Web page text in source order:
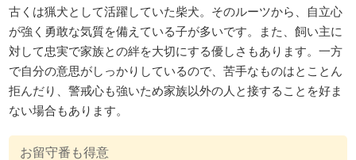
古くは猟犬として活躍していた柴犬。そのルーツから、自立心
が強く勇敢な気質を備えている子が多いです。また、飼い主に
対して忠実で家族との絆を大切にする優しさもあります。一方
で自分の意思がしっかりしているので、苦手なものはとことん
拒んだり、警戒心も強いため家族以外の人と接することを好ま
ない場合もあります。
お留守番も得意